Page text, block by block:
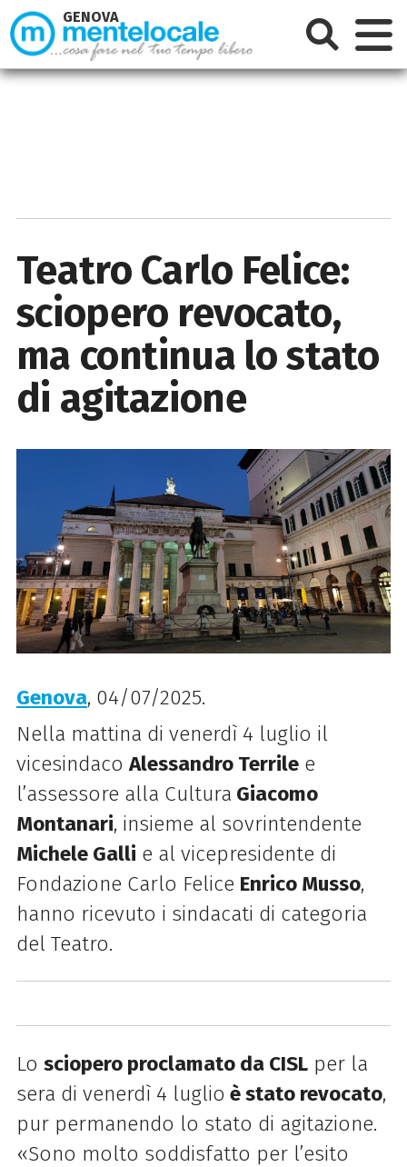
Teatro Carlo Felice:
sciopero revocato,
ma continua lo stato
di agitazione
Genova, 04/07/2025.
Nella mattina di venerdì 4 luglio il
vicesindacoAlessandro Terrilee
l’assessore alla Cultura Giacomo
Montanari, insieme al sovrintendente
Michele Galli e al vicepresidente di
Fondazione Carlo Felice Enrico Musso,
hanno ricevuto i sindacati di categoria
del Teatro.
Lo sciopero proclamato da CISLper la
sera di venerdì 4 luglio è stato revocato,
pur permanendo lo stato di agitazione.
«Sono molto soddisfatto per l’esito
GENOVA